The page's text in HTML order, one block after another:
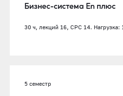
Бизнес-система En плюс
30 ч, лекций 16, СРС 14. Нагрузка:
5 семестр